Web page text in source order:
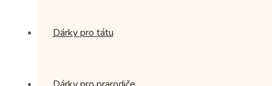
Dárky pro tátu